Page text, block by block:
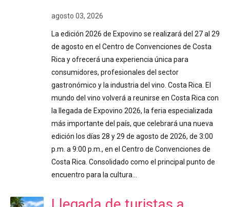
agosto 03, 2026
La edición 2026 de Expovino se realizará del 27 al 29
de agosto en el Centro de Convenciones de Costa
Rica y ofrecerá una experiencia única para
consumidores, profesionales del sector
gastronómico y la industria del vino. Costa Rica. El
mundo del vino volverá a reunirse en Costa Rica con
la llegada de Expovino 2026, la feria especializada
más importante del país, que celebrará una nueva
edición los días 28 y 29 de agosto de 2026, de 3:00
p.m. a 9:00 p.m., en el Centro de Convenciones de
Costa Rica. Consolidado como el principal punto de
encuentro para la cultura…